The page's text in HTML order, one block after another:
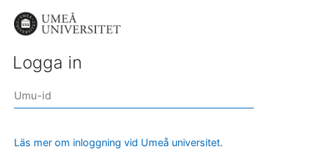
Logga in
Läs mer om inloggning vid Umeå universitet.